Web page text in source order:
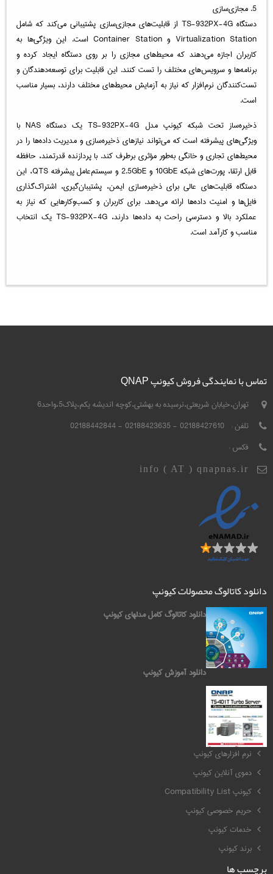
5. مجازی‌سازی
دستگاه TS-932PX-4G از قابلیت‌های مجازی‌سازی پشتیبانی می‌کند که شامل
Virtualization Station و Container Station است. این ویژگی‌ها به
کاربران اجازه می‌دهند که محیط‌های مجازی را بر روی دستگاه ایجاد کرده و
برنامه‌ها و سرویس‌های مختلف را تست کنند. این قابلیت برای توسعه‌دهندگان و
تست‌کنندگان نرم‌افزار که نیاز به آزمایش محیط‌های مختلف دارند، بسیار مناسب
است.
ذخیره‌ساز تحت شبکه کیونپ مدل TS-932PX-4G یک دستگاه NAS با
ویژگی‌های پیشرفته است که می‌تواند نیازهای ذخیره‌سازی و مدیریت داده‌ها را در
محیط‌های تجاری و خانگی به‌طور مؤثری برطرف کند. با پردازنده قدرتمند، حافظه
قابل ارتقا، پورت‌های شبکه 10GbE و 2.5GbE و سیستم‌عامل پیشرفته QTS، این
دستگاه قابلیت‌های عالی برای ذخیره‌سازی ایمن، پشتیبان‌گیری، اشتراک‌گذاری
فایل‌ها و امنیت داده‌ها ارائه می‌دهد. برای کاربران و کسب‌وکارهایی که نیاز به
عملکرد بالا و دسترسی راحت به داده‌ها دارند، TS-932PX-4G یک انتخاب
مناسب و کارآمد است.
تماس با نمایندگی فروش کیونپ QNAP
تهران،خیابان شریعتی،نرسیده به بهشتی،کوچه اندیشه یکم،پلاک5،واحد6
تلفن : 02188427610 - 02188423635 - 02188442844
فکس :
info ( AT ) qnapnas.ir
دانلود کاتالوگ محصولات کیونپ
دانلود کاتالوگ کامل مدلهای کیونپ
دانلود آموزش کیونپ
کیونپ QNAP
نرم افزارهای کیونپ
دموی آنلاین کیونپ
کیونپ Compatibility List
حریم خصوصی کیونپ
خدمات کیونپ
برند کیونپ
برچسب ها